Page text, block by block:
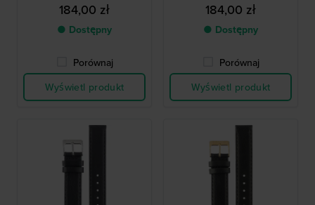
184,00 zł
● Dostępny
Porównaj
Wyświetl produkt
184,00 zł
● Dostępny
Porównaj
Wyświetl produkt